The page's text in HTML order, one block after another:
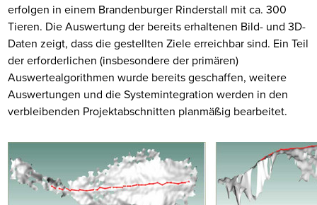
erfolgen in einem Brandenburger Rinderstall mit ca. 300
Tieren. Die Auswertung der bereits erhaltenen Bild- und 3D-
Daten zeigt, dass die gestellten Ziele erreichbar sind. Ein Teil
der erforderlichen (insbesondere der primären)
Auswertealgorithmen wurde bereits geschaffen, weitere
Auswertungen und die Systemintegration werden in den
verbleibenden Projektabschnitten planmäßig bearbeitet.